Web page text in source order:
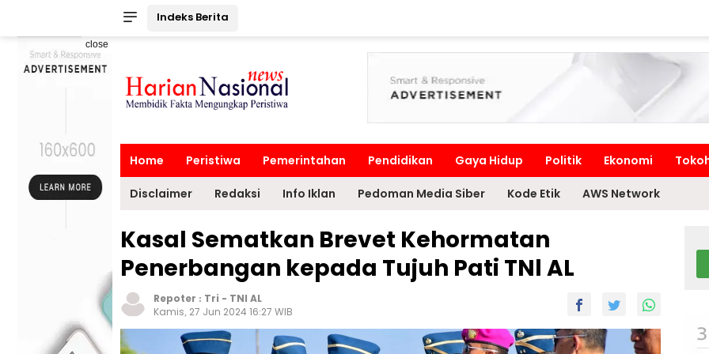
Indeks Berita
close
Home Peristiwa Pemerintahan Pendidikan Gaya Hidup Politik Ekonomi
Disclaimer Redaksi Info Iklan Pedoman Media Siber Kode Etik AWS Network
Kasal Sematkan Brevet Kehormatan
Penerbangan kepada Tujuh Pati TNl AL
Repoter : Tri - TNI AL
Kamis, 27 Jun 2024 16:27 WIB